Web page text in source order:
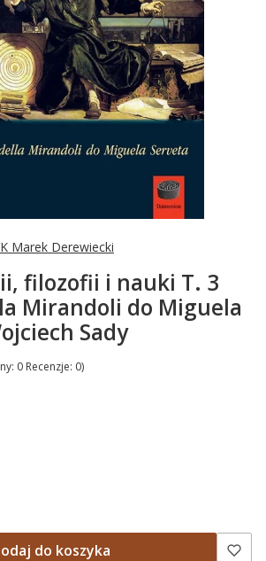
Marek Derewiecki
filozofii i nauki T. 3
Mirandoli do Miguela
Sady
0 Recenzje: 0)
do koszyka